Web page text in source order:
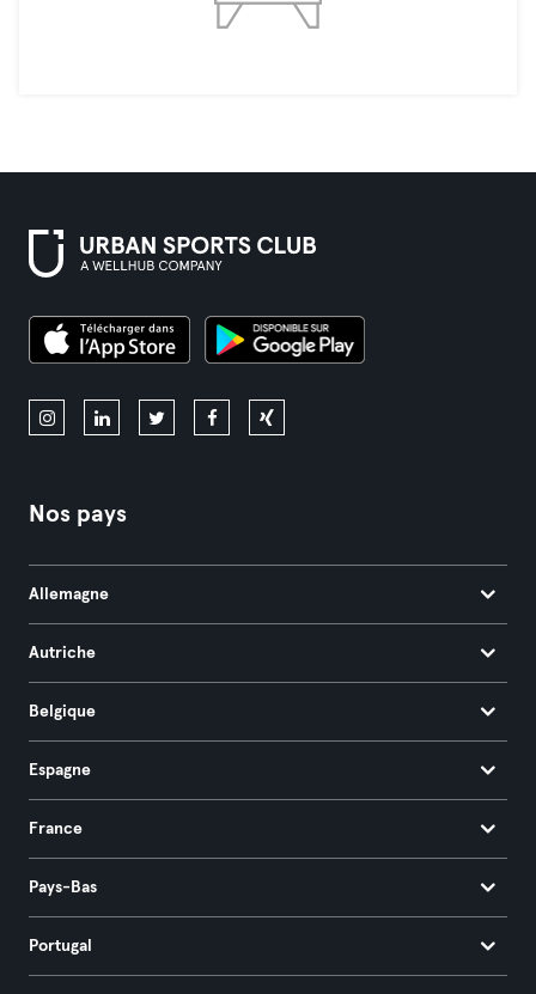
Nos pays
Allemagne
Autriche
Belgique
Espagne
France
Pays-Bas
Portugal